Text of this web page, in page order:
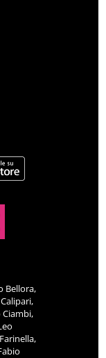
Bellora,
Ciambi,